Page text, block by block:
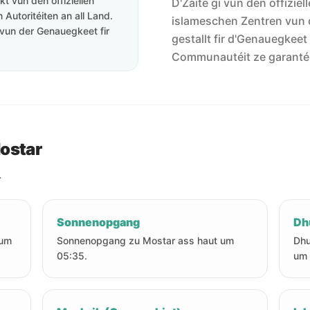
Autoritéiten an all Land.
der Genauegkeet fir
D'Zäite gi vun den
islameschen Zentren
gestallt fir
Communautéit ze
Sonnenopgang
Sonnenopgang zu Mostar ass haut um
05:35.